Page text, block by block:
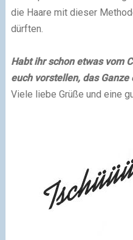
die Haare mit dieser
dürften.
Habt ihr schon etwas vom
euch vorstellen, das Ganze
Viele liebe Grüße und eine